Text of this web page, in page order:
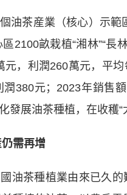
茶産業（核心）示範
2100畝栽植“湘林”“長
，利潤260萬元，平
380元；2023年銷售
發展油茶種植，在收穫“
需再增
茶種植業由來已久的